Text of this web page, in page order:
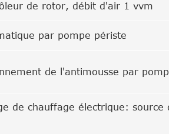
de rotor, débit d'air 1 vvm
par pompe périste
de l'antimousse par
de chauffage électrique: